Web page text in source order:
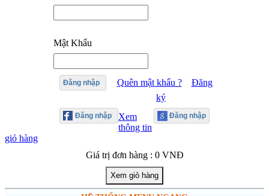
Mật Khẩu
Đăng nhập Quên mật khẩu ?
Đăng
ký
Xem
thông tin
giỏ hàng
Giá trị đơn hàng : 0 VNĐ